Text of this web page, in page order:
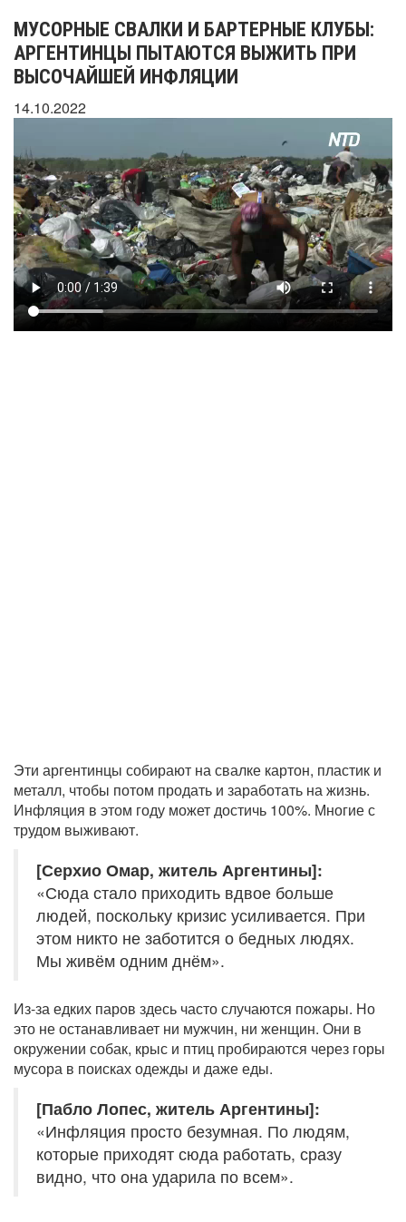
МУСОРНЫЕ СВАЛКИ И БАРТЕРНЫЕ КЛУБЫ:
АРГЕНТИНЦЫ ПЫТАЮТСЯ ВЫЖИТЬ ПРИ
ВЫСОЧАЙШЕЙ ИНФЛЯЦИИ
14.10.2022
Эти аргентинцы собирают на свалке картон, пластик и
металл, чтобы потом продать и заработать на жизнь.
Инфляция в этом году может достичь 100%. Многие с
трудом выживают.
[Серхио Омар, житель Аргентины]:
«Сюда стало приходить вдвое больше
людей, поскольку кризис усиливается. При
этом никто не заботится о бедных людях.
Мы живём одним днём».
Из-за едких паров здесь часто случаются пожары. Но
это не останавливает ни мужчин, ни женщин. Они в
окружении собак, крыс и птиц пробираются через горы
мусора в поисках одежды и даже еды.
[Пабло Лопес, житель Аргентины]:
«Инфляция просто безумная. По людям,
которые приходят сюда работать, сразу
видно, что она ударила по всем».